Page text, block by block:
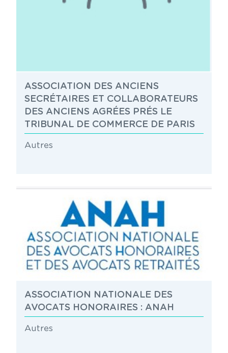
ASSOCIATION DES ANCIENS
SECRÉTAIRES ET COLLABORATEURS
DES ANCIENS AGRÉES PRÉS LE
TRIBUNAL DE COMMERCE DE PARIS
Autres
ASSOCIATION NATIONALE DES
AVOCATS HONORAIRES : ANAH
Autres